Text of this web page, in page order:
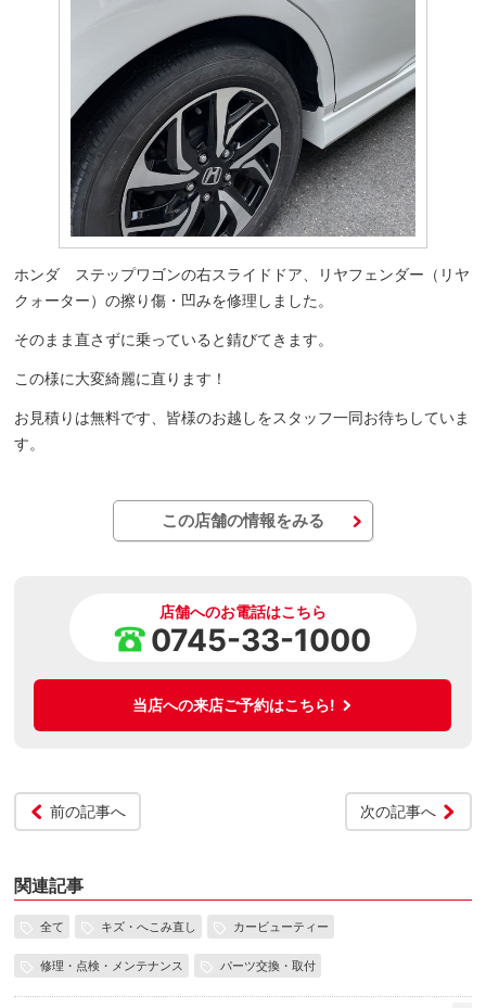
ホンダ ステップワゴンの右スライドドア、リヤフェンダー（リヤ
クォーター）の擦り傷・凹みを修理しました。
そのまま直さずに乗っていると錆びてきます。
この様に大変綺麗に直ります！
お見積りは無料です、皆様のお越しをスタッフ一同お待ちしていま
す。
この店舗の情報をみる
店舗へのお電話はこちら
0745-33-1000
当店への来店ご予約はこちら!
前の記事へ 次の記事へ
関連記事
全て キズ・へこみ直し カービューティー
修理・点検・メンテナンス パーツ交換・取付